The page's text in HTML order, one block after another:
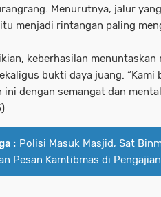
Menurutnya, jalur
itu menjadi rintangan paling
keberhasilan
bukti daya juang. “Kami
ini dengan semangat dan
: Polisi Masuk Masjid, Sat
Pesan Kamtibmas di